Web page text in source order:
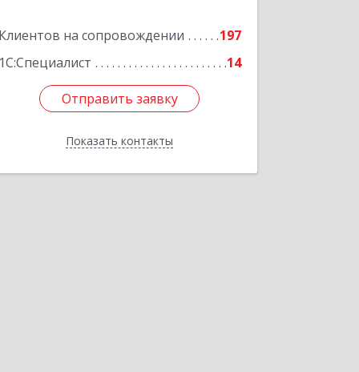
Клиентов на сопровождении
197
1С:Специалист
14
Отправить заявку
Показать контакты
Отправить заявку
Назад